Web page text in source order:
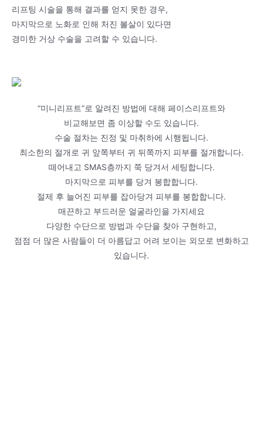
리프팅 시술을 통해 결과를 얻지 못한 경우,
마지막으로 노화로 인해 처진 볼살이 있다면
경미한 거상 수술을 고려할 수 있습니다.
“미니리프트”로 알려진 방법에 대해 페이스리프트와
비교해보면 좀 이상할 수도 있습니다.
수술 절차는 진정 및 마취하에 시행됩니다.
최소한의 절개로 귀 앞쪽부터 귀 뒤쪽까지 피부를 절개합니다.
떼어내고 SMAS층까지 쭉 당겨서 세팅합니다.
마지막으로 피부를 당겨 봉합합니다.
절제 후 늘어진 피부를 잡아당겨 피부를 봉합합니다.
매끈하고 부드러운 얼굴라인을 가지세요
다양한 수단으로 방법과 수단을 찾아 구현하고,
점점 더 많은 사람들이 더 아름답고 어려 보이는 외모로 변화하고
있습니다.